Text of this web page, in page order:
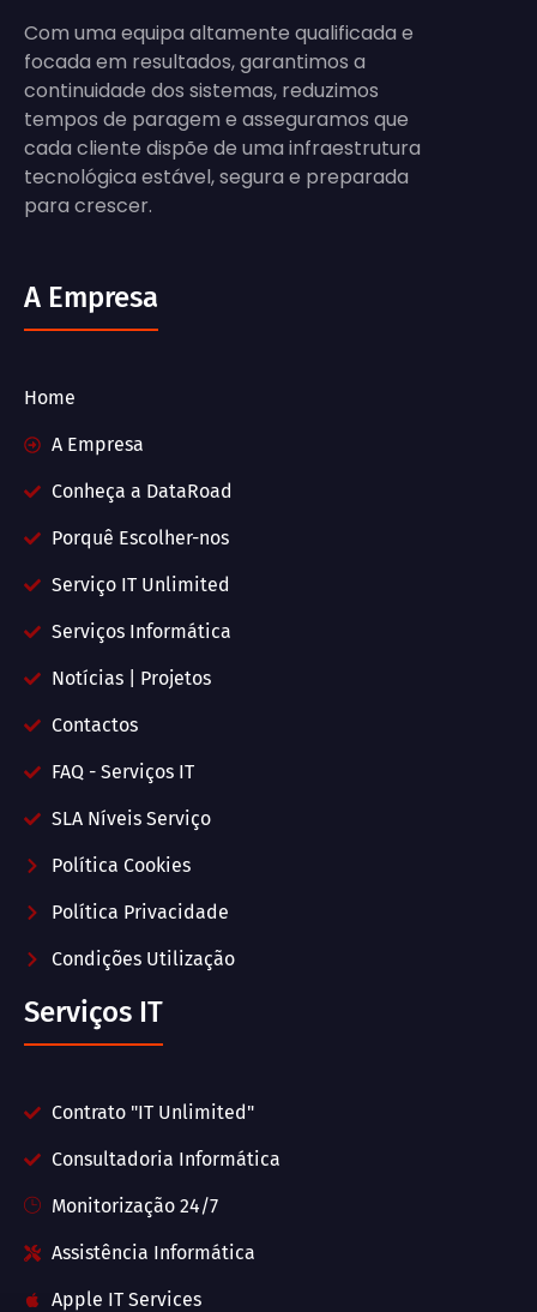
Com uma equipa altamente qualificada e
focada em resultados, garantimos a
continuidade dos sistemas, reduzimos
tempos de paragem e asseguramos que
cada cliente dispõe de uma infraestrutura
tecnológica estável, segura e preparada
para crescer.
A Empresa
Home
A Empresa
Conheça a DataRoad
Porquê Escolher-nos
Serviço IT Unlimited
Serviços Informática
Notícias | Projetos
Contactos
FAQ - Serviços IT
SLA Níveis Serviço
Política Cookies
Política Privacidade
Condições Utilização
Serviços IT
Contrato "IT Unlimited"
Consultadoria Informática
Monitorização 24/7
Assistência Informática
Apple IT Services